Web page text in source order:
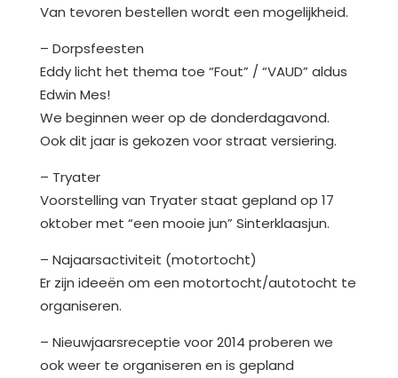
Van tevoren bestellen wordt een mogelijkheid.
– Dorpsfeesten
Eddy licht het thema toe “Fout” / “VAUD” aldus
Edwin Mes!
We beginnen weer op de donderdagavond.
Ook dit jaar is gekozen voor straat versiering.
– Tryater
Voorstelling van Tryater staat gepland op 17
oktober met “een mooie jun” Sinterklaasjun.
– Najaarsactiviteit (motortocht)
Er zijn ideeën om een motortocht/autotocht te
organiseren.
– Nieuwjaarsreceptie voor 2014 proberen we
ook weer te organiseren en is gepland